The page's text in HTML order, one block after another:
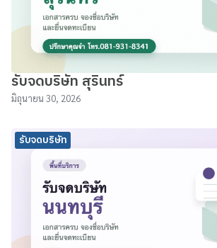
รับจดบริษัท สุรินทร์
มิถุนายน 30, 2026
รับจดบริษัท